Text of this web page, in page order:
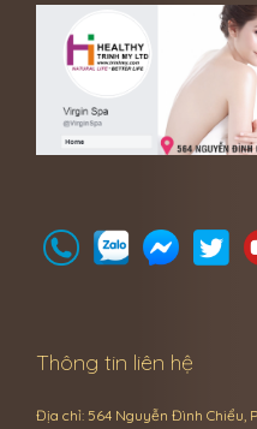
Thông tin liên hệ
Địa chỉ: 564 Nguyễn Đình Chiểu,